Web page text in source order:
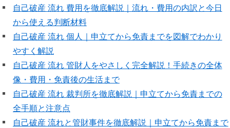
自己破産 流れ 費用を徹底解説｜流れ・費用の内訳と今日
から使える判断材料
自己破産 流れ 個人｜申立てから免責までを図解でわかり
やすく解説
自己破産 流れ 管財人をやさしく完全解説！手続きの全体
像・費用・免責後の生活まで
自己破産 流れ 裁判所を徹底解説｜申立てから免責までの
全手順と注意点
自己破産 流れと管財事件を徹底解説｜申立てから免責まで